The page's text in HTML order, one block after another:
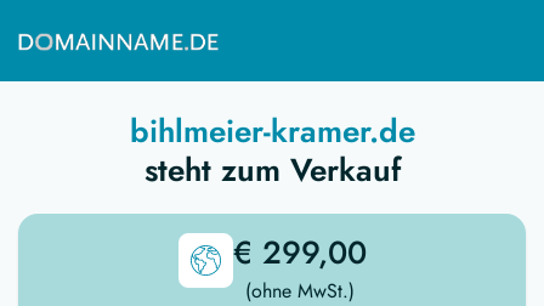
bihlmeier-kramer.de
steht zum Verkauf
€ 299,00
(ohne MwSt.)